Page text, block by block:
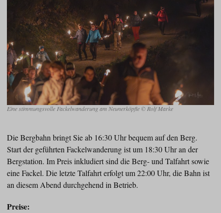
Eine stimmungsvolle Fackelwanderung am Neunerköpfle © Rolf Marke
Die Bergbahn bringt Sie ab 16:30 Uhr bequem auf den Berg.
Start der geführten Fackelwanderung ist um 18:30 Uhr an der
Bergstation. Im Preis inkludiert sind die Berg- und Talfahrt sowie
eine Fackel. Die letzte Talfahrt erfolgt um 22:00 Uhr, die Bahn ist
an diesem Abend durchgehend in Betrieb.
Preise: